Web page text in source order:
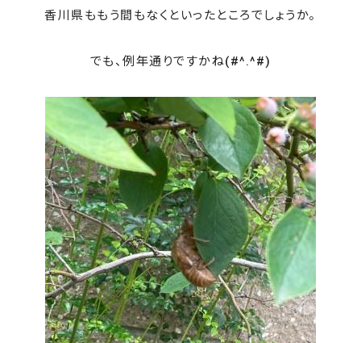
香川県ももう間もなくといったところでしょうか。
でも、例年通りですかね(#^.^#)